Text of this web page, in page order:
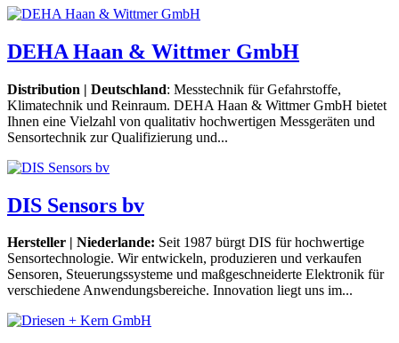
DEHA Haan & Wittmer GmbH
Distribution | Deutschland: Messtechnik für Gefahrstoffe,
Klimatechnik und Reinraum. DEHA Haan & Wittmer GmbH bietet
Ihnen eine Vielzahl von qualitativ hochwertigen Messgeräten und
Sensortechnik zur Qualifizierung und...
DIS Sensors bv
Hersteller | Niederlande: Seit 1987 bürgt DIS für hochwertige
Sensortechnologie. Wir entwickeln, produzieren und verkaufen
Sensoren, Steuerungssysteme und maßgeschneiderte Elektronik für
verschiedene Anwendungsbereiche. Innovation liegt uns im...